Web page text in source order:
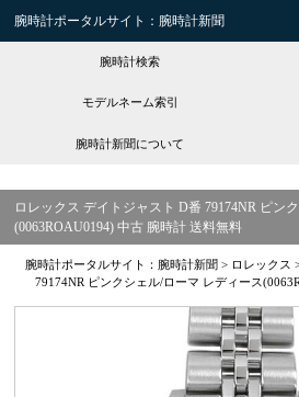
腕時計ポータルサイト：腕時計新聞
腕時計検索
モデルネーム索引
腕時計新聞について
ロレックス デイトジャスト D番 79174NR ピン
(0063ROAU0194) 中古 腕時計 送料無料
腕時計ポータルサイト：腕時計新聞 > ロレックス
79174NR ピンクシェル/ローマ レディース